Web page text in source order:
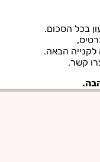
בכל הסכום.
לקנייה הבאה.
קשר.